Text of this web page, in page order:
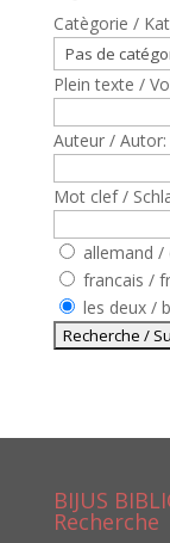
Catègorie /
Plein texte /
Auteur / Autor:
Mot clef /
allemand /
francais /
les deux /
BIJUS
Recherche